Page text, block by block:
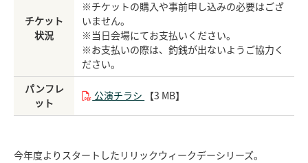
チケット
状況
※チケットの購入や事前申し込みの必要はござ
いません。
※当日会場にてお支払いください。
※お支払いの際は、釣銭が出ないようご協力く
ださい。
パンフレ
ット
公演チラシ 【3 MB】
今年度よりスタートしたリリックウィークデーシリーズ。